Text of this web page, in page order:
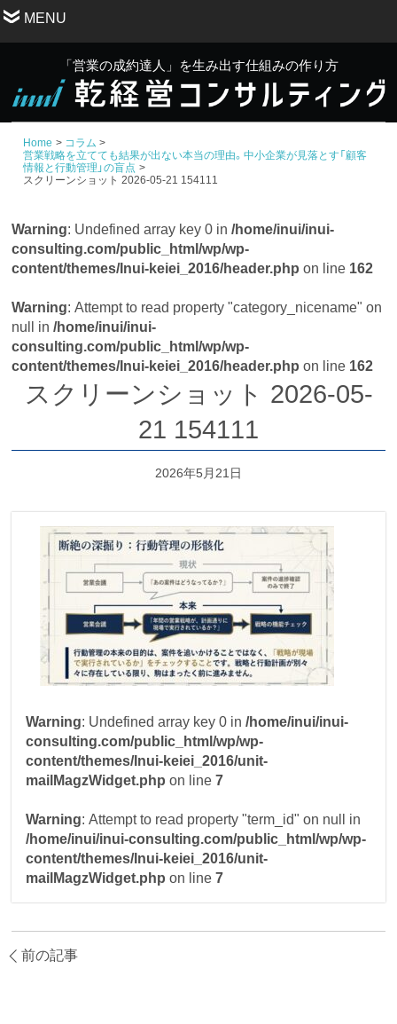
MENU
「営業の成約達人」を生み出す仕組みの作り方
Home
コラム
営業戦略を立てても結果が出ない本当の理由。中小企業が見落とす「顧客
情報と行動管理」の盲点
スクリーンショット 2026-05-21 154111
Warning : Undefined array key 0 in/home/inui/inui-
consulting.com/public_html/wp/wp-
content/themes/Inui-keiei_2016/header.php on line 162
Warning: Attempt to read property "category_nicename" on
null in/home/inui/inui-
consulting.com/public_html/wp/wp-
content/themes/Inui-keiei_2016/header.php on line 162
スクリーンショット 2026-05-
21 154111
2026年5月21日
Warning : Undefined array key 0 in/home/inui/inui-
consulting.com/public_html/wp/wp-
content/themes/Inui-keiei_2016/unit-
mailMagzWidget.php on line7
Warning : Attempt to read property "term_id" on null in
/home/inui/inui-consulting.com/public_html/wp/wp-
content/themes/Inui-keiei_2016/unit-
mailMagzWidget.php on line7
前の記事